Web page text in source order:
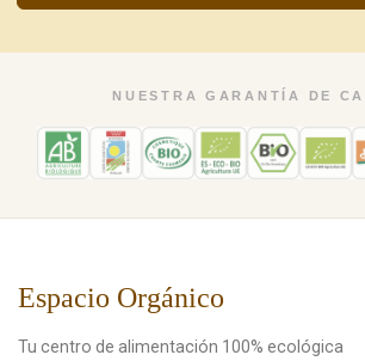
NUESTRA GARANTÍA DE
Espacio Orgánico
Tu centro de alimentación 100% ecológica